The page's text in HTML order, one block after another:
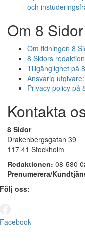
och
Om 8 Sidor
Om tidningen 8
8 Sidors redaktion
Tillgänglighet på
Ansvarig utgivare:
Privacy policy på
Kontakta
8 Sidor
Drakenbergsgatan 39
117 41 Stockholm
Redaktionen: 08-580
Prenumerera/
Följ oss:
Facebook